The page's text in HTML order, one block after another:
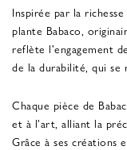
Inspirée par la
plante Babaco,
reflète l'engagement
de la durabilité, qui se
Chaque pièce de
et à l'art, alliant la
Grâce à ses créations